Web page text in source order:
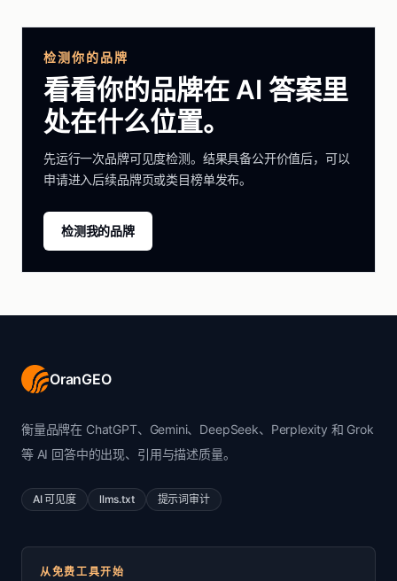
检测你的品牌
看看你的品牌在 AI 答案里
处在什么位置。
先运行一次品牌可见度检测。结果具备公开价值后，可以
申请进入后续品牌页或类目榜单发布。
检测我的品牌
OranGEO
衡量品牌在 ChatGPT、Gemini、DeepSeek、Perplexity 和 Grok
等 AI 回答中的出现、引用与描述质量。
AI 可见度 llms.txt 提示词审计
从免费工具开始